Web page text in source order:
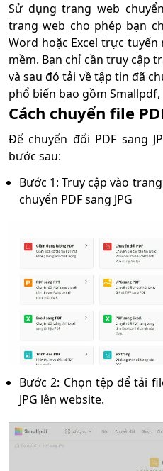
Sử dụng trang web
trang web cho phép bạn
Word hoặc Excel trực
mềm. Bạn chỉ cần truy cập
và sau đó tải về tập tin đã
phổ biến bao gồm Smallpdf,
Cách chuyển file
Để chuyển đổi PDF sang
bước sau:
Bước 1: Truy cập vào
chuyển PDF sang JPG
Bước 2: Chọn tệp để tải
JPG lên website.